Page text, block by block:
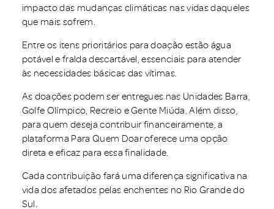
impacto das mudanças climáticas nas vidas daqueles
que mais sofrem.
Entre os itens prioritários para doação estão água
potável e fralda descartável, essenciais para atender
às necessidades básicas das vítimas.
As doações podem ser entregues nas Unidades Barra,
Golfe Olímpico, Recreio e Gente Miúda. Além disso,
para quem deseja contribuir financeiramente, a
plataforma Para Quem Doar oferece uma opção
direta e eficaz para essa finalidade.
Cada contribuição fará uma diferença significativa na
vida dos afetados pelas enchentes no Rio Grande do
Sul.